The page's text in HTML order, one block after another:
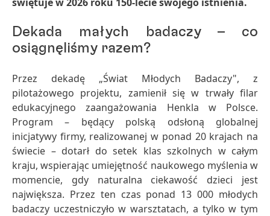
Dekada małych badaczy – co
osiągnęliśmy razem?
Przez dekadę „Świat Młodych Badaczy", z
pilotażowego projektu, zamienił się w trwały filar
edukacyjnego zaangażowania Henkla w Polsce.
Program – będący polską odsłoną globalnej
inicjatywy firmy, realizowanej w ponad 20 krajach na
świecie – dotarł do setek klas szkolnych w całym
kraju, wspierając umiejętność naukowego myślenia w
momencie, gdy naturalna ciekawość dzieci jest
największa. Przez ten czas ponad 13 000 młodych
badaczy uczestniczyło w warsztatach, a tylko w tym